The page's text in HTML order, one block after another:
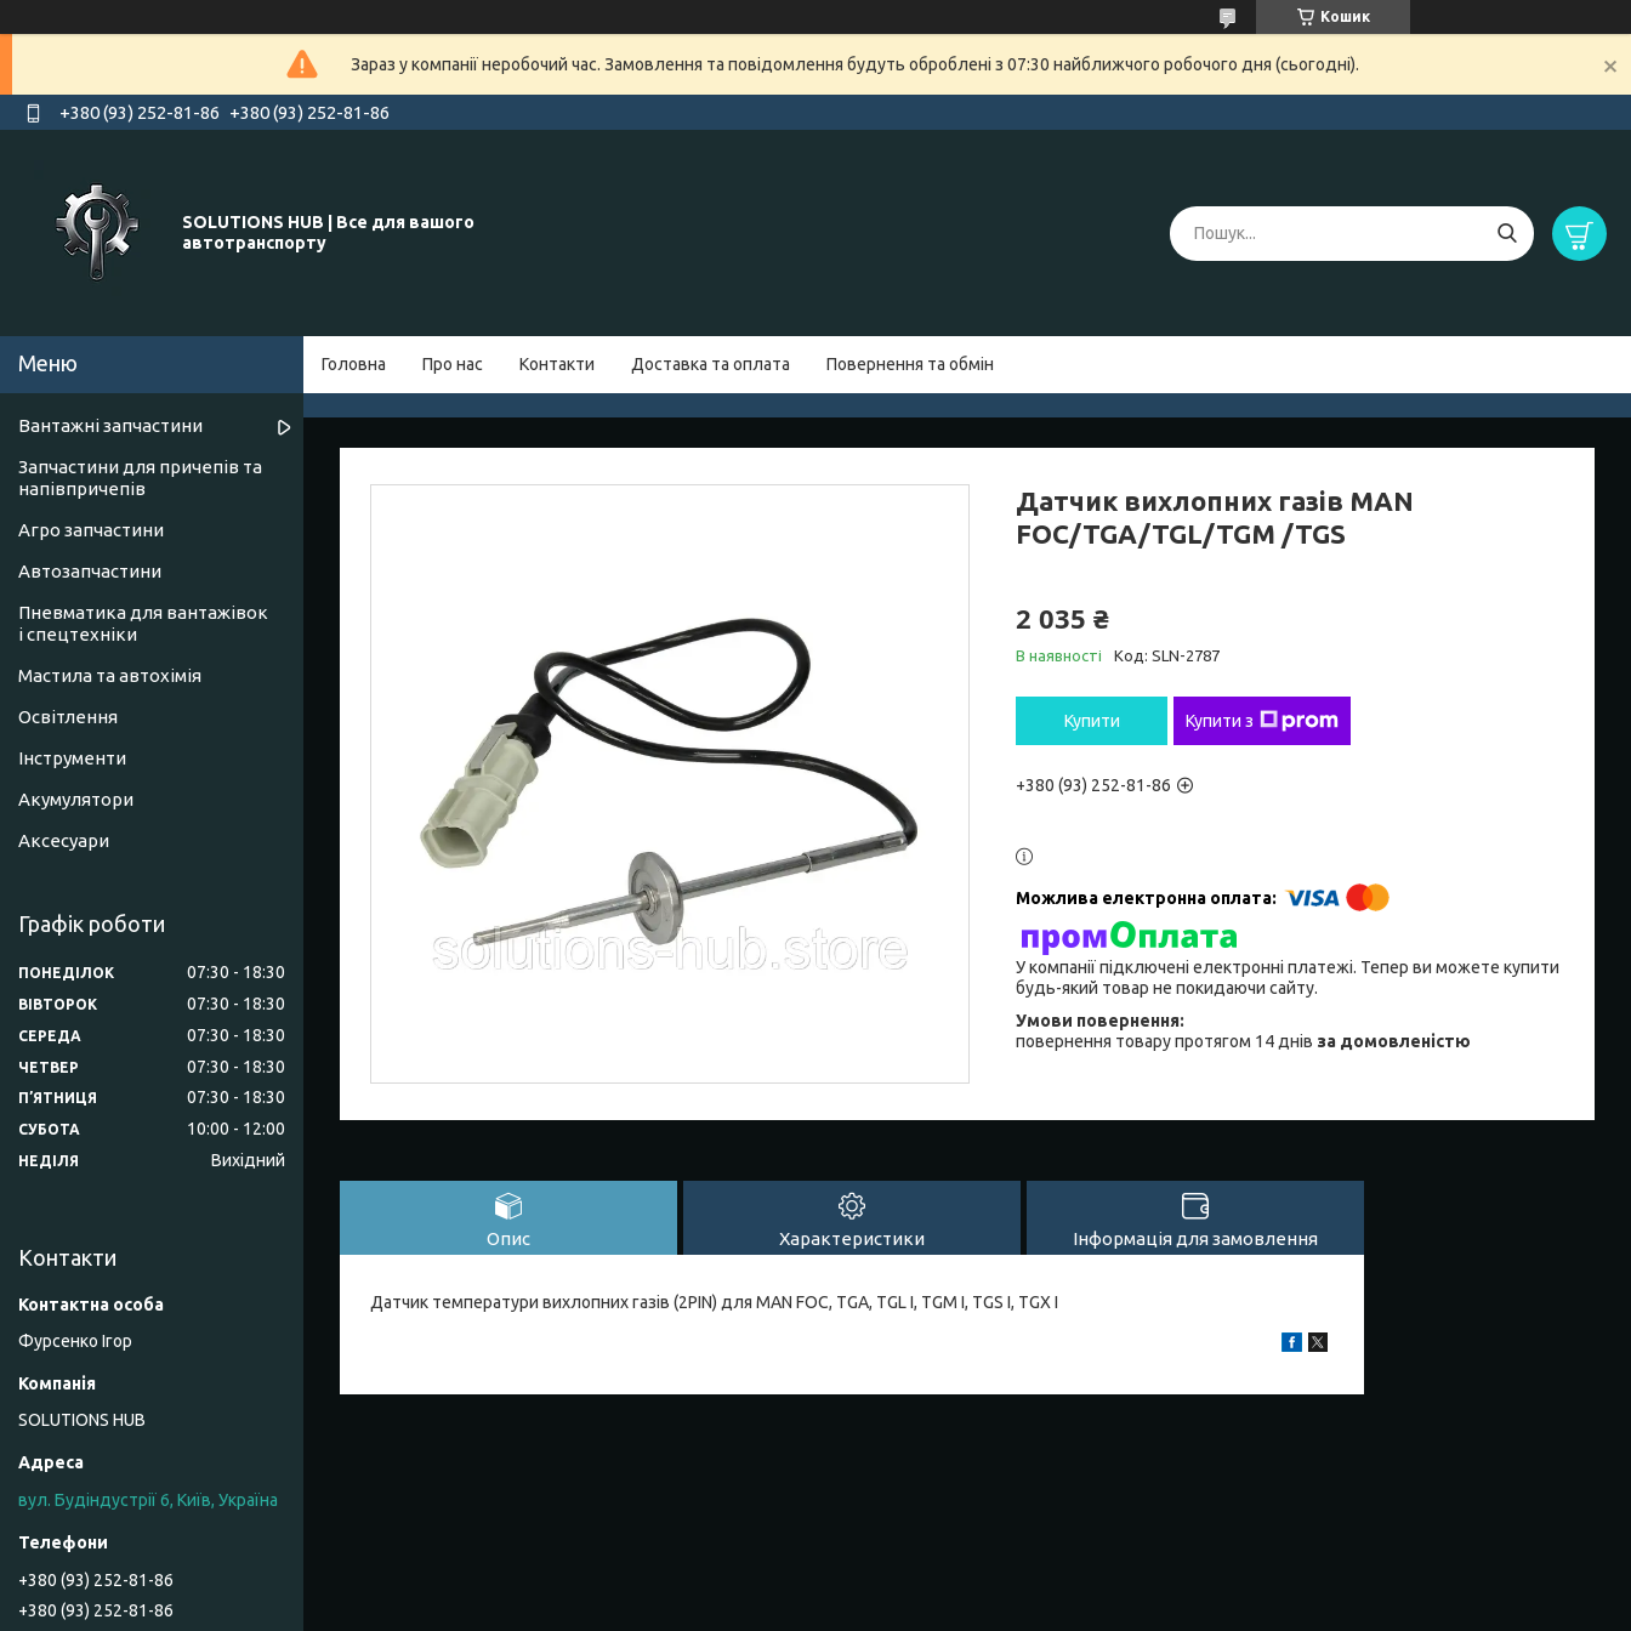
Кошик
Зараз у компанії неробочий час. Замовлення та повідомлення будуть оброблені з 07:30 найближчого робочого дня (сьогодні).
+380 (93) 252-81-86 +380 (93) 252-81-86
SOLUTIONS HUB | Все для вашого
автотранспорту
Головна Про нас Контакти Доставка та оплата Повернення та обмін
Датчик вихлопних газів MAN
FOC/TGA/TGL/TGM /TGS
2 035 ₴
В наявності Код: SLN-2787
Купити Купити з
+380 (93) 252-81-86
У компанії підключені електронні платежі. Тепер ви можете купити
будь-який товар не покидаючи сайту.
повернення товару протягом 14 днів за домовленістю
Опис Характеристики Інформація для замовлення
Датчик температури вихлопних газів (2PIN) для MAN FOC, TGA, TGL I, TGM I, TGS I, TGX I
Вантажні запчастини
Запчастини для причепів та
напівпричепів
Агро запчастини
Автозапчастини
Пневматика для вантажівок
і спецтехніки
Мастила та автохімія
Освітлення
Інструменти
Акумулятори
Аксесуари
Графік роботи
ПОНЕДІЛОК 07:30 18:30
ВІВТОРОК 07:30 18:30
СЕРЕДА 07:30 18:30
ЧЕТВЕР 07:30 18:30
ПʼЯТНИЦЯ 07:30 18:30
СУБОТА 10:00 12:00
НЕДІЛЯ Вихідний
Контакти
Фурсенко Ігор
SOLUTIONS HUB
вул. Будіндустрії 6, Київ, Україна
+380 (93) 252-81-86
+380 (93) 252-81-86